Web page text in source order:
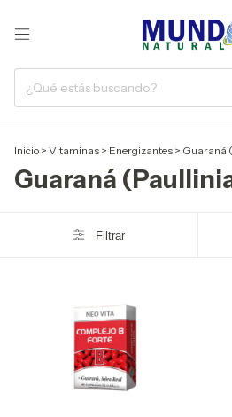
Inicio > Vitaminas > Energizantes > Guaraná
Guaraná
Filtrar